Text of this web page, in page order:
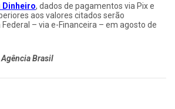
Dinheiro, dados de pagamentos via Pix e
aos valores citados serão
– via e-Financeira – em agosto de
Brasil